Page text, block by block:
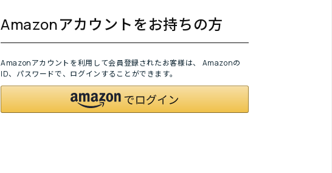
Amazonアカウントをお持ちの方
Amazonアカウントを利用して会員登録されたお客様は、
Amazonの
ID、パスワードで、ログインすることができます。